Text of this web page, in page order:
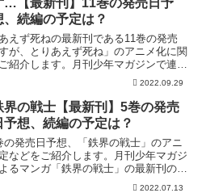
、続編の予定は？
えず死ねの最新刊である11巻の発売
が、とりあえず死ね」のアニメ化に関
紹介します。月刊少年マガジンで連載
々によるマンガ「今夜は月が...2022.09.29
界の戦士【最新刊】5巻の発売
予想、続編の予定は？
発売日予想、「鉄界の戦士」のアニ
などをご紹介します。月刊少年マガジ
るマンガ「鉄界の戦士」の最新刊の発
士」5巻の発売日はいつ？コ...2022.07.13